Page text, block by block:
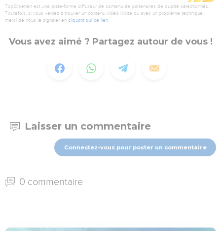
TopChrétien est une plate-forme diffuseur de contenu de partenaires de qualité sélectionnés.
Toutefois, si vous veniez à trouver un contenu vidéo illicite ou avec un problème technique,
merci de nous le signaler en cliquant sur ce lien.
Vous avez aimé ? Partagez autour de vous !
Laisser un commentaire
Connectez-vous pour poster un commentaire
0 commentaire